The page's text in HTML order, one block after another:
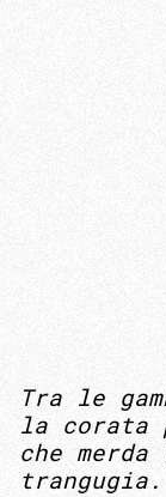
Tra le
la corata
che
trangugia.